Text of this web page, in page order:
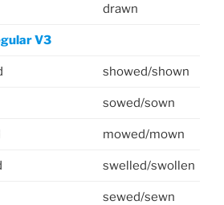
drawn
V3
showed/shown
sowed/sown
mowed/mown
swelled/swollen
sewed/sewn